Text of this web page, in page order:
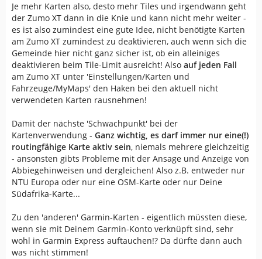
Je mehr Karten also, desto mehr Tiles und irgendwann geht
der Zumo XT dann in die Knie und kann nicht mehr weiter -
es ist also zumindest eine gute Idee, nicht benötigte Karten
am Zumo XT zumindest zu deaktivieren, auch wenn sich die
Gemeinde hier nicht ganz sicher ist, ob ein alleiniges
deaktivieren beim Tile-Limit ausreicht! Also auf jeden Fall
am Zumo XT unter 'Einstellungen/Karten und
Fahrzeuge/MyMaps' den Haken bei den aktuell nicht
verwendeten Karten rausnehmen!
Damit der nächste 'Schwachpunkt' bei der
Kartenverwendung - Ganz wichtig, es darf immer nur eine(!)
routingfähige Karte aktiv sein, niemals mehrere gleichzeitig
- ansonsten gibts Probleme mit der Ansage und Anzeige von
Abbiegehinweisen und dergleichen! Also z.B. entweder nur
NTU Europa oder nur eine OSM-Karte oder nur Deine
Südafrika-Karte...
Zu den 'anderen' Garmin-Karten - eigentlich müssten diese,
wenn sie mit Deinem Garmin-Konto verknüpft sind, sehr
wohl in Garmin Express auftauchen!? Da dürfte dann auch
was nicht stimmen!